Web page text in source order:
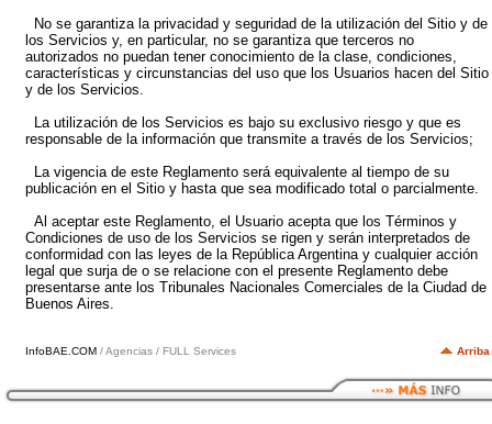
No se garantiza la privacidad y seguridad de la utilización del Sitio y de
los Servicios y, en particular, no se garantiza que terceros no
autorizados no puedan tener conocimiento de la clase, condiciones,
características y circunstancias del uso que los Usuarios hacen del Sitio
y de los Servicios.
La utilización de los Servicios es bajo su exclusivo riesgo y que es
responsable de la información que transmite a través de los Servicios;
La vigencia de este Reglamento será equivalente al tiempo de su
publicación en el Sitio y hasta que sea modificado total o parcialmente.
Al aceptar este Reglamento, el Usuario acepta que los Términos y
Condiciones de uso de los Servicios se rigen y serán interpretados de
conformidad con las leyes de la República Argentina y cualquier acción
legal que surja de o se relacione con el presente Reglamento debe
presentarse ante los Tribunales Nacionales Comerciales de la Ciudad de
Buenos Aires.
InfoBAE.COM / Agencias / FULL Services Arriba